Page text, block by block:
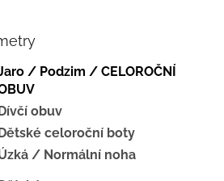
/ Podzim / CELOROČNÍ
obuv
celoroční boty
/ Normální noha